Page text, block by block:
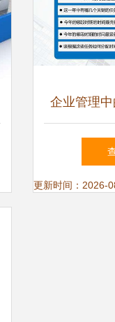
企业管理
工作效率与
更新时间：2026-